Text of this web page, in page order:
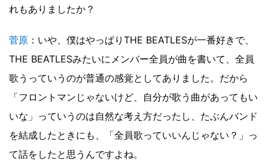
れもありましたか？
菅原 ：いや、僕はやっぱりTHE BEATLESが一番好きで、
THE BEATLESみたいにメンバー全員が曲を書いて、全員
歌うっていうのが普通の感覚としてありました。だから
「フロントマンじゃないけど、自分が歌う曲があってもい
いな」っていうのは自然な考え方だったし、たぶんバンド
を結成したときにも、「全員歌っていいんじゃない？」っ
て話をしたと思うんですよね。